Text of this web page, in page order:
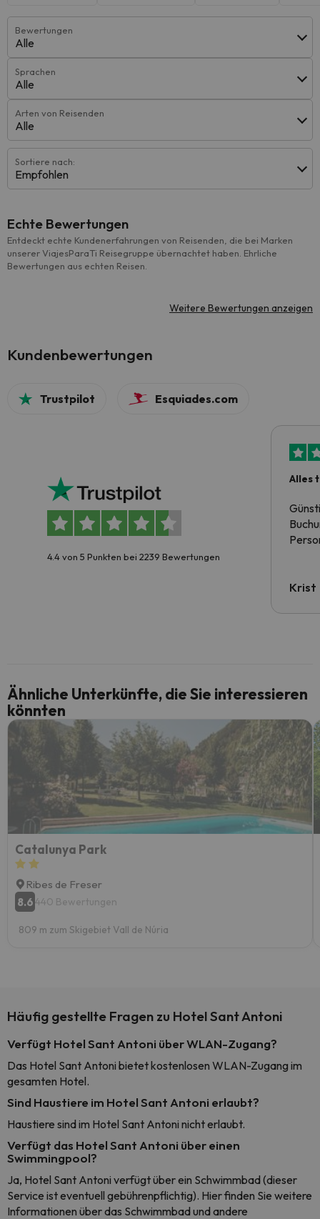
Bewertungen
Alle
Sprachen
Alle
Arten von Reisenden
Alle
Sortiere nach:
Empfohlen
Echte Bewertungen
Entdeckt echte Kundenerfahrungen von Reisenden, die bei Marken
unserer ViajesParaTi Reisegruppe übernachtet haben. Ehrliche
Bewertungen aus echten Reisen.
Weitere Bewertungen anzeigen
Kundenbewertungen
Trustpilot Esquiades.com
4.4 von 5 Punkten bei 2239 Bewertungen
Alles
Krist
Ähnliche Unterkünfte, die Sie interessieren
könnten
Catalunya Park
Ribes de Freser
8.6440 Bewertungen
809 m zum Skigebiet Vall de Núria
Häufig gestellte Fragen zu Hotel Sant Antoni
Verfügt Hotel Sant Antoni über WLAN-Zugang?
Das Hotel Sant Antoni bietet kostenlosen WLAN-Zugang im
gesamten Hotel.
Sind Haustiere im Hotel Sant Antoni erlaubt?
Haustiere sind im Hotel Sant Antoni nicht erlaubt.
Verfügt das Hotel Sant Antoni über einen
Swimmingpool?
Ja, Hotel Sant Antoni verfügt über ein Schwimmbad (dieser
Service ist eventuell gebührenpflichtig). Hier finden Sie weitere
Informationen über das Schwimmbad und andere